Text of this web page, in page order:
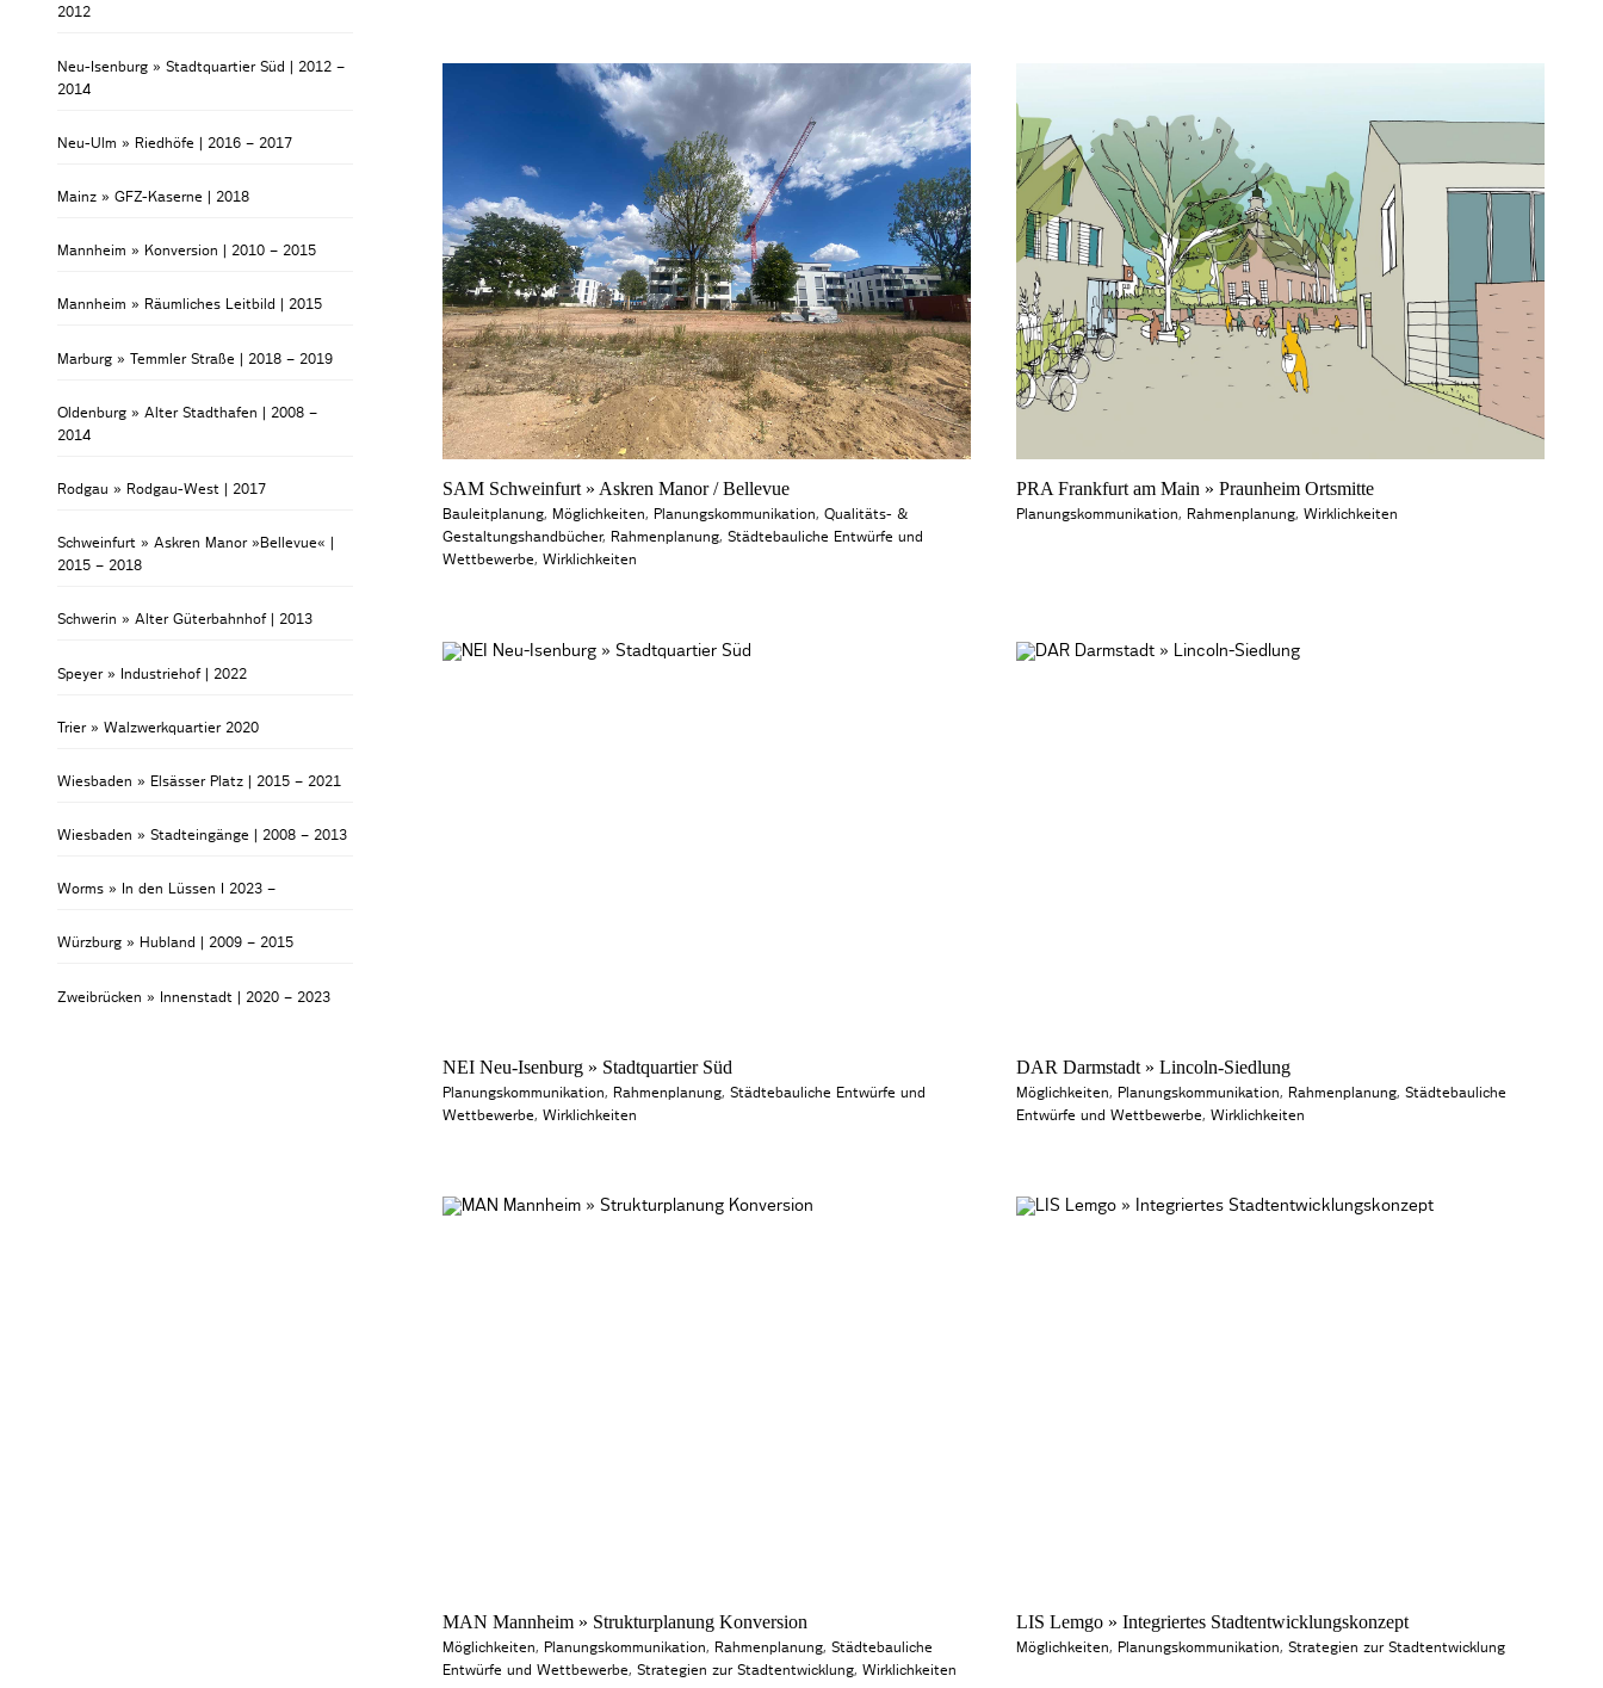
SAM Schweinfurt » Askren Manor / Bellevue
Bauleitplanung, Möglichkeiten, Planungskommunikation, Qualitäts- &
Gestaltungshandbücher, Rahmenplanung, Städtebauliche Entwürfe und
Wettbewerbe, Wirklichkeiten
PRA Frankfurt am Main » Praunheim Ortsmitte
Planungskommunikation, Rahmenplanung,Wirklichkeiten
NEI Neu-Isenburg » Stadtquartier Süd
Planungskommunikation, Rahmenplanung, Städtebauliche Entwürfe und
Wettbewerbe, Wirklichkeiten
DAR Darmstadt » Lincoln-Siedlung
Möglichkeiten, Planungskommunikation, Rahmenplanung,Städtebauliche
Entwürfe und Wettbewerbe,Wirklichkeiten
MAN Mannheim » Strukturplanung Konversion
Möglichkeiten, Planungskommunikation, Rahmenplanung, Städtebauliche
Entwürfe und Wettbewerbe, Strategien zur Stadtentwicklung, Wirklichkeiten
LIS Lemgo » Integriertes Stadtentwicklungskonzept
Möglichkeiten, Planungskommunikation,Strategien zur Stadtentwicklung
2012
Neu-Isenburg » Stadtquartier Süd | 2012 –
2014
Neu-Ulm » Riedhöfe | 2016 – 2017
Mainz » GFZ-Kaserne | 2018
Mannheim » Konversion | 2010 – 2015
Mannheim » Räumliches Leitbild | 2015
Marburg » Temmler Straße | 2018 – 2019
Oldenburg » Alter Stadthafen | 2008 –
2014
Rodgau » Rodgau-West | 2017
Schweinfurt » Askren Manor »Bellevue« |
2015 – 2018
Schwerin » Alter Güterbahnhof | 2013
Speyer » Industriehof | 2022
Trier » Walzwerkquartier 2020
Wiesbaden » Elsässer Platz | 2015 – 2021
Wiesbaden » Stadteingänge | 2008 – 2013
Worms » In den Lüssen I 2023 –
Würzburg » Hubland | 2009 – 2015
Zweibrücken » Innenstadt | 2020 – 2023